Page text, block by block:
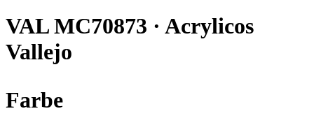
VAL MC70873 · Acrylicos
Vallejo
Farbe